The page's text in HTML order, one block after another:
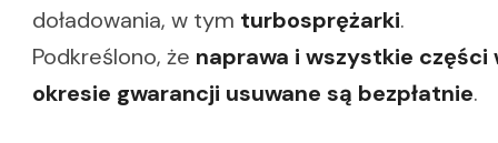
doładowania, w tym turbosprężarki.
Podkreślono, że naprawa i wszystkie części
okresie gwarancji usuwane są bezpłatnie.